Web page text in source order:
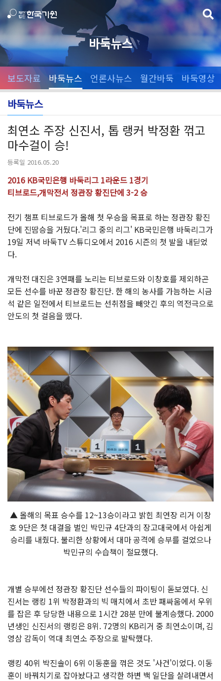
바둑뉴스
보도자료 바둑뉴스 언론사뉴스 월간바둑 바둑영상
바둑뉴스
최연소 주장 신진서, 톱 랭커 박정환 꺾고
마수걸이 승!
등록일 2016.05.20
2016 KB국민은행 바둑리그 1라운드 1경기
티브로드,개막전서 정관장 황진단에 3-2 승
전기 챔프 티브로드가 올해 첫 우승을 목표로 하는 정관장 황진
단에 진땀승을 거뒀다.'리그 중의 리그' KB국민은행 바둑리그가
19일 저녁 바둑TV 스튜디오에서 2016 시즌의 첫 발을 내딛었
다.
개막전 대진은 3연패를 노리는 티브로드와 이창호를 제외하곤
모든 선수를 바꾼 정관장 황진단. 한 해의 농사를 가늠하는 시금
석 같은 일전에서 티브로드는 선취점을 빼앗긴 후의 역전극으로
안도의 첫 걸음을 뗐다.
▲ 올해의 목표 승수를 12~13승이라고 밝힌 최연장 리거 이창
호 9단은 첫 대결을 벌인 박민규 4단과의 장고대국에서 아쉽게
승리를 내줬다. 불리한 상황에서 대마 공격에 승부를 걸었으나
박민규의 수습책이 절묘했다.
개별 승부에선 정관장 황진단 선수들의 파이팅이 돋보였다. 신
진서는 랭킹 1위 박정환과의 빅 매치에서 초반 패싸움에서 우위
를 잡은 후 당당한 내용으로 1시간 28분 만에 불계승했다. 2000
년생인 신진서의 랭킹은 8위. 72명의 KB리거 중 최연소이며, 김
영삼 감독이 역대 최연소 주장으로 발탁했다.
랭킹 40위 박진솔이 6위 이동훈을 꺾은 것도 '사건'이었다. 이동
훈이 바꿔치기로 잡아놨다고 생각한 하변 백 일단을 살려내면서